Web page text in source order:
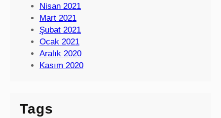
Nisan 2021
Mart 2021
Şubat 2021
Ocak 2021
Aralık 2020
Kasım 2020
Tags